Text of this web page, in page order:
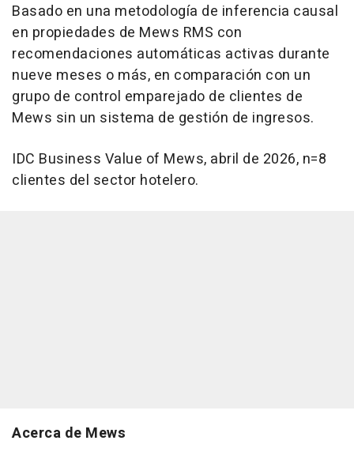
Basado en una metodología de inferencia causal
en propiedades de Mews RMS con
recomendaciones automáticas activas durante
nueve meses o más, en comparación con un
grupo de control emparejado de clientes de
Mews sin un sistema de gestión de ingresos.
IDC Business Value of Mews, abril de 2026, n=8
clientes del sector hotelero.
Acerca de Mews